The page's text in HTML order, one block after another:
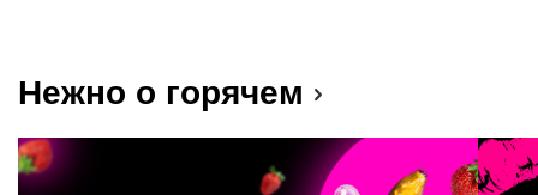
Нежно о горячем